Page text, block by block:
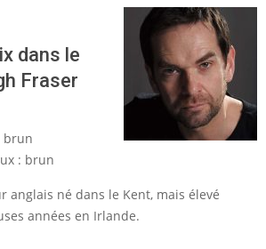
dans le
Fraser
brun
: brun
anglais né dans le Kent, mais élevé
années en Irlande.